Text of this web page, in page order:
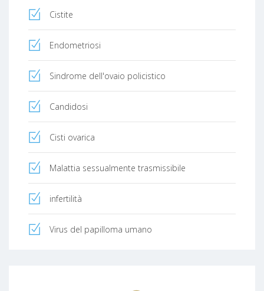
Cistite
Endometriosi
Sindrome dell'ovaio policistico
Candidosi
Cisti ovarica
Malattia sessualmente trasmissibile
infertilità
Virus del papilloma umano